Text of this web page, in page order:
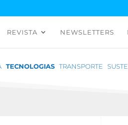
REVISTA NEWSLETTERS
TECNOLOGIAS TRANSPORTE